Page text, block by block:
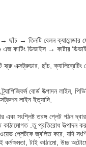
→ তিনটি বেলন ক্যালেন্ডার
এজ কাটিং ডিভাইস → কাটার
স্ক্রু এক্সট্রুডার, ছাঁচ,
বোর্ড উত্পাদন লাইন,
লাইন ইত্যাদি,
এবং সংশ্লিষ্ট তরঙ্গ প্লেট গঠন
কাঠামোগত .তু প্রতিরোধ উত্পাদন
প্লেটকে জ্বলিত করে, যদি
টাই কাঠামো, উচ্চ